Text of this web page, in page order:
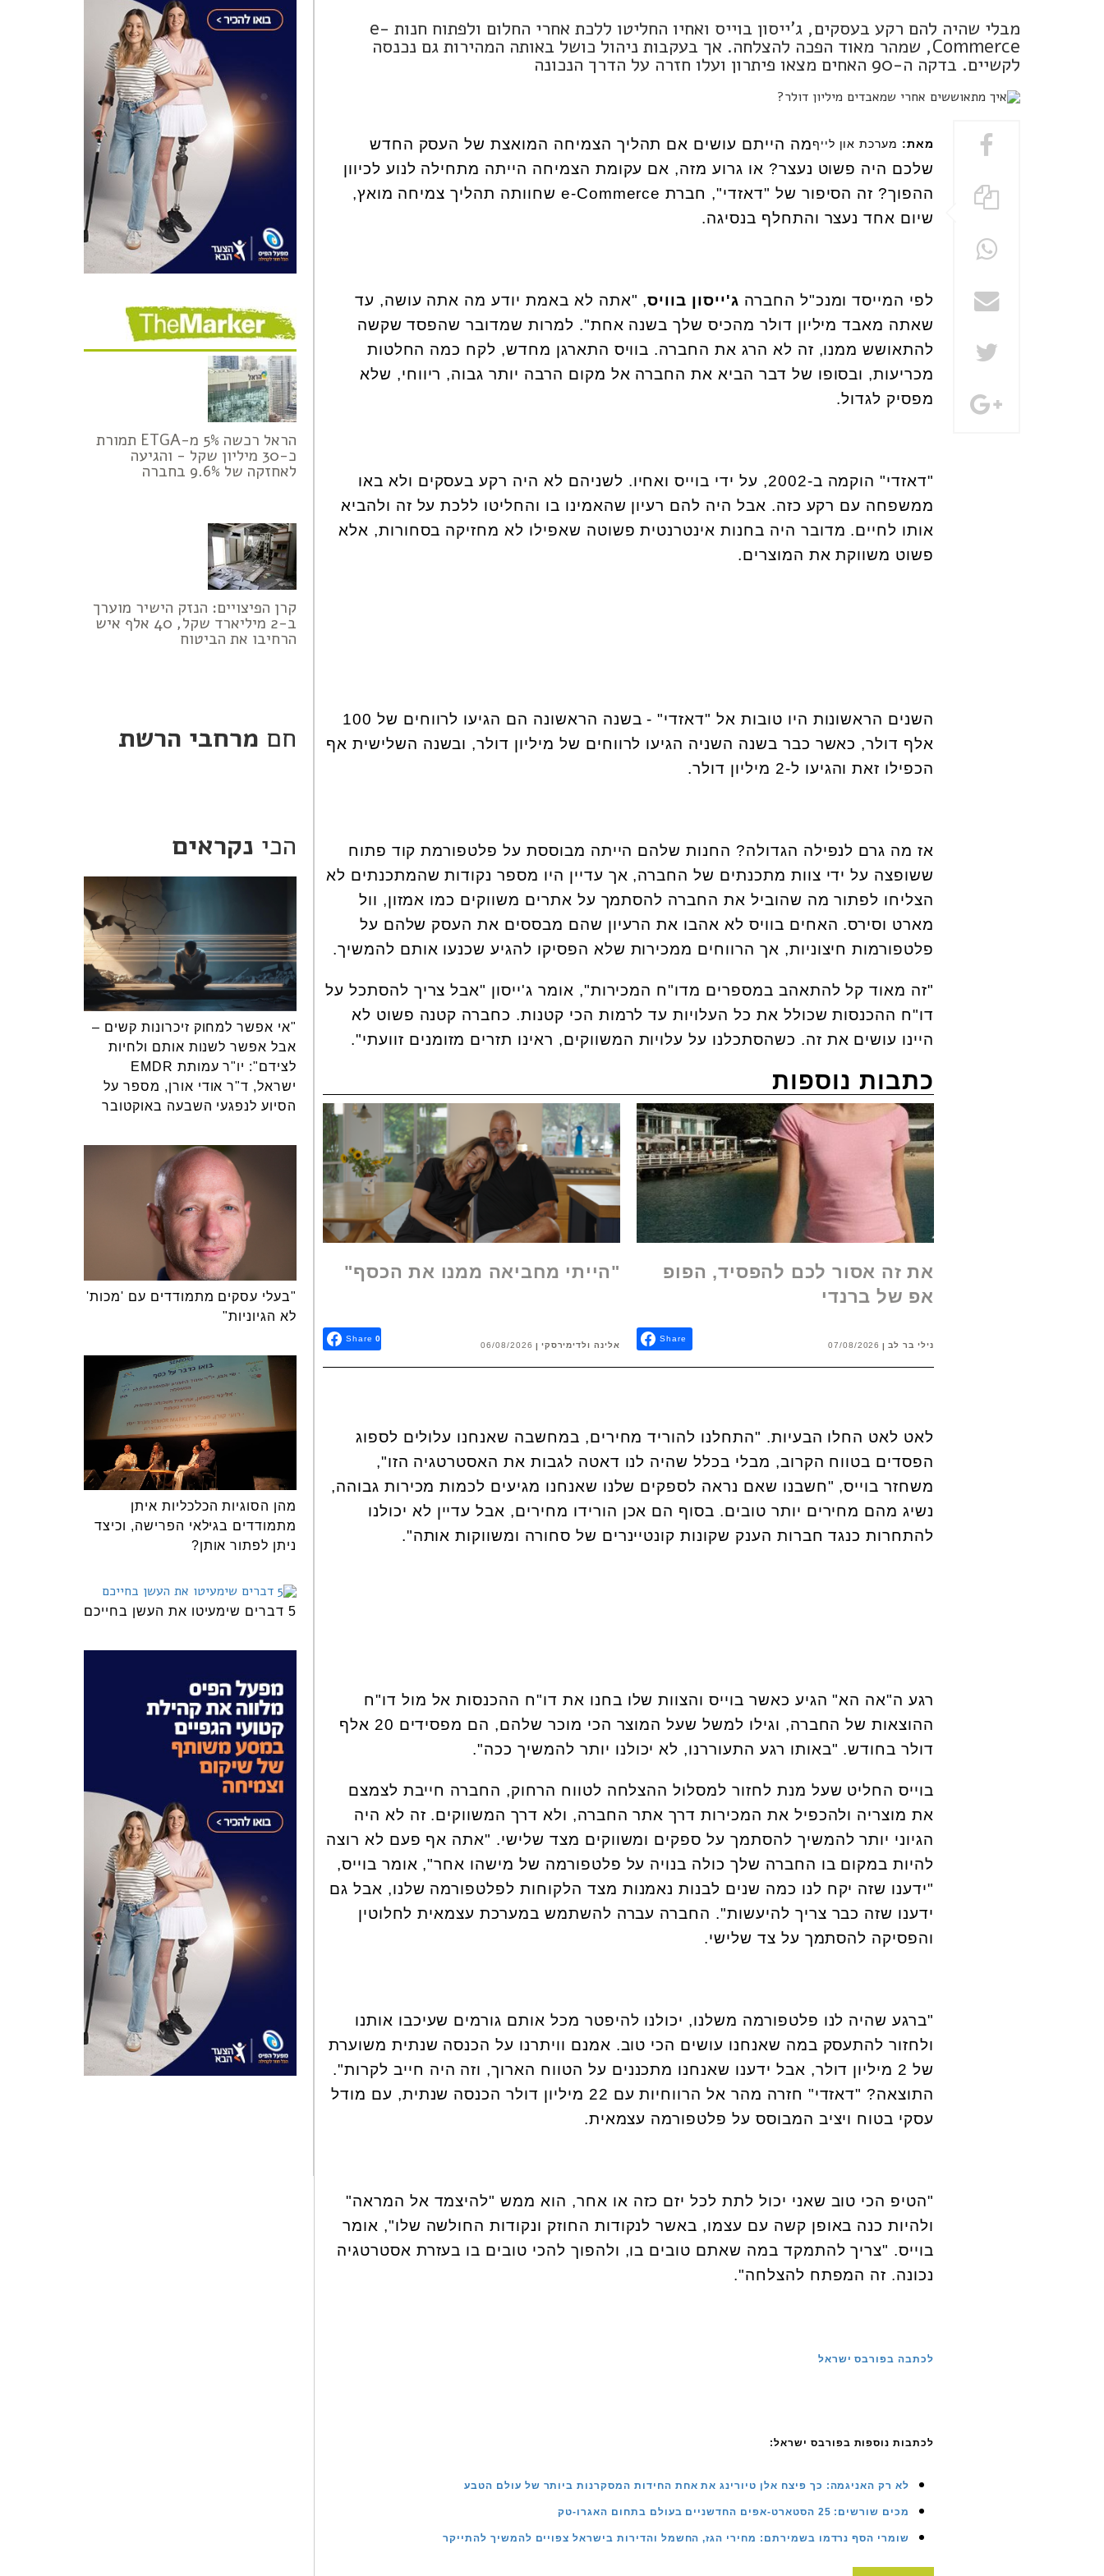
מבלי שהיה להם רקע בעסקים, ג'ייסון בוייס ואחיו החליטו ללכת אחרי החלום ולפתוח חנות e-
Commerce, שמהר מאוד הפכה להצלחה. אך בעקבות ניהול כושל באותה המהירות גם נכנסה
לקשיים. בדקה ה-90 האחים מצאו פיתרון ועלו חזרה על הדרך הנכונה
מאת: מערכת און לייףמה הייתם עושים אם תהליך הצמיחה המואצת של העסק החדש
שלכם היה פשוט נעצר? או גרוע מזה, אם עקומת הצמיחה הייתה מתחילה לנוע לכיוון
ההפוך? זה הסיפור של "דאזדי", חברתe-Commerce שחוותה תהליך צמיחה מואץ,
שיום אחד נעצר והתחלף בנסיגה.
לפי המייסד ומנכ"ל החברה ג'ייסון בוויס, "אתה לא באמת יודע מה אתה עושה, עד
שאתה מאבד מיליון דולר מהכיס שלך בשנה אחת". למרות שמדובר שהפסד שקשה
להתאושש ממנו, זה לא הרג את החברה. בוויס התארגן מחדש, לקח כמה החלטות
מכריעות, ובסופו של דבר הביא את החברה אל מקום הרבה יותר גבוה, ריווחי, שלא
מפסיק לגדול.
"
דאזדי" הוקמה ב-2002, על ידי בוייס ואחיו. לשניהם לא היה רקע בעסקים ולא באו
ממשפחה עם רקע כזה. אבל היה להם רעיון שהאמינו בו והחליטו ללכת על זה ולהביא
אותו לחיים. מדובר היה בחנות אינטרנטית פשוטה שאפילו לא מחזיקה בסחורות, אלא
פשוט משווקת את המוצרים.
השנים הראשונות היו טובות אל "דאזדי" - בשנה הראשונה הם הגיעו לרווחים של 100
אלף דולר, כאשר כבר בשנה השניה הגיעו לרווחים של מיליון דולר, ובשנה השלישית אף
הכפילו זאת והגיעו ל-2 מיליון דולר
.
אז מה גרם לנפילה הגדולה? החנות שלהם הייתה מבוססת על פלטפורמת קוד פתוח
ששופצה על ידי צוות מתכנתים של החברה, אך עדיין היו מספר נקודות שהמתכנתים לא
הצליחו לפתור מה שהוביל את החברה להסתמך על אתרים משווקים כמו אמזון, וול
מארט וסירס. האחים בוויס לא אהבו את הרעיון שהם מבססים את העסק שלהם על
פלטפורמות חיצוניות, אך הרווחים ממכירות שלא הפסיקו להגיע שכנעו אותם להמשיך.
"זה מאוד קל להתאהב במספרים מדו"ח המכירות", אומר ג'ייסון "אבל צריך להסתכל על
דו"ח ההכנסות שכולל את כל העלויות עד לרמות הכי קטנות. כחברה קטנה פשוט לא
היינו עושים את זה. כשהסתכלנו על עלויות המשווקים, ראינו תזרים מזומנים זוועתי".
כתבות נוספות
את זה אסור לכם להפסיד, הפופ
אפ של ברנדי
נילי בר לב 07/08/2026
Share
"הייתי מחביאה ממנו את הכסף"
אלינה ולדימירסקי 06/08/2026
Share 0
לאט לאט החלו הבעיות. "התחלנו להוריד מחירים, במחשבה שאנחנו עלולים לספוג
הפסדים בטווח הקרוב, מבלי בכלל שהיה לנו דאטה לגבות את האסטרטגיה הזו",
משחזר בוייס, "חשבנו שאם נראה לספקים שלנו שאנחנו מגיעים לכמות מכירות גבוהה,
נשיג מהם מחירים יותר טובים. בסוף הם אכן הורידו מחירים, אבל עדיין לא יכולנו
להתחרות כנגד חברות הענק שקונות קונטיינרים של סחורה ומשווקות אותה".
רגע ה"אה הא" הגיע כאשר בוייס והצוות שלו בחנו את דו"ח ההכנסות אל מול דו"ח
ההוצאות של החברה, וגילו למשל שעל המוצר הכי מוכר שלהם, הם מפסידים 20 אלף
דולר בחודש. "באותו רגע התעוררנו, לא יכולנו יותר להמשיך ככה".
בוייס החליט שעל מנת לחזור למסלול ההצלחה לטווח הרחוק, החברה חייבת לצמצם
את מוצריה ולהכפיל את המכירות דרך אתר החברה, ולא דרך המשווקים. זה לא היה
הגיוני יותר להמשיך להסתמך על ספקים ומשווקים מצד שלישי. "אתה אף פעם לא רוצה
להיות במקום בו החברה שלך כולה בנויה על פלטפורמה של מישהו אחר", אומר בוייס,
"ידענו שזה יקח לנו כמה שנים לבנות נאמנות מצד הלקוחות לפלטפורמה שלנו, אבל גם
ידענו שזה כבר צריך להיעשות". החברה עברה להשתמש במערכת עצמאית לחלוטין
והפסיקה להסתמך על צד שלישי.
"ברגע שהיה לנו פלטפורמה משלנו, יכולנו להיפטר מכל אותם גורמים שעיכבו אותנו
ולחזור להתעסק במה שאנחנו עושים הכי טוב. אמנם וויתרנו על הכנסה שנתית משוערת
של 2 מיליון דולר, אבל ידענו שאנחנו מתכננים על הטווח הארוך, וזה היה חייב לקרות".
התוצאה? "דאזדי" חזרה מהר אל הרווחיות עם 22 מיליון דולר הכנסה שנתית, עם מודל
עסקי בטוח ויציב המבוסס על פלטפורמה עצמאית.
"הטיפ הכי טוב שאני יכול לתת לכל יזם כזה או אחר, הוא ממש "להיצמד אל המראה"
ולהיות כנה באופן קשה עם עצמו, באשר לנקודות החוזק ונקודות החולשה שלו", אומר
בוייס. "צריך להתמקד במה שאתם טובים בו, ולהפוך להכי טובים בו בעזרת אסטרטגיה
נכונה. זה המפתח להצלחה".
לכתבה בפורבס ישראל
לכתבות נוספות בפורבס ישראל:
לא רק האניגמה: כך פיצח אלן טיורינג את אחת החידות המסקרנות ביותר של עולם הטבע
מכים שורשים: 25 הסטארט-אפים החדשניים בעולם בתחום האגרו-טק
שומרי הסף נרדמו בשמירתם: מחירי הגז, החשמל והדירות בישראל צפויים להמשיך להתייקר
הראל רכשה 5% מ-ETGA תמורת
כ-30 מיליון שקל - והגיעה
לאחזקה של 9.6% בחברה
קרן הפיצויים: הנזק הישיר מוערך
ב-2 מיליארד שקל, 40 אלף איש
הרחיבו את הביטוח
חם מרחבי הרשת
הכי נקראים
"אי אפשר למחוק זיכרונות קשים –
אבל אפשר לשנות אותם ולחיות
לצידם": יו"ר עמותת EMDR
ישראל, ד"ר אודי אורן, מספר על
הסיוע לנפגעי השבעה באוקטובר
"בעלי עסקים מתמודדים עם 'מכות'
לא הגיוניות"
מהן הסוגיות הכלכליות איתן
מתמודדים בגילאי הפרישה, וכיצד
ניתן לפתור אותן?
5 דברים שימעיטו את העשן בחייכם